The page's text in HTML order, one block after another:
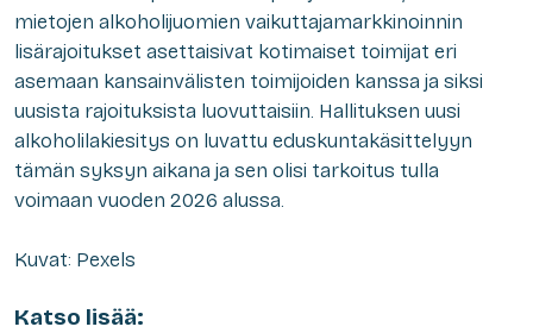
mietojen alkoholijuomien vaikuttajamarkkinoinnin
lisärajoitukset asettaisivat kotimaiset toimijat eri
asemaan kansainvälisten toimijoiden kanssa ja siksi
uusista rajoituksista luovuttaisiin. Hallituksen uusi
alkoholilakiesitys on luvattu eduskuntakäsittelyyn
tämän syksyn aikana ja sen olisi tarkoitus tulla
voimaan vuoden 2026 alussa.
Kuvat: Pexels
Katso lisää: